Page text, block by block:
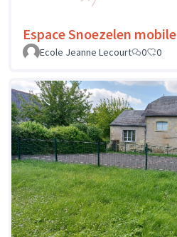
Espace Snoezelen mobile
Ecole Jeanne Lecourt
0 0